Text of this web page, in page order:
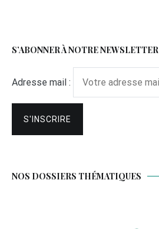
S’ABONNER À NOTRE NEWSLETTER
Adresse mail :
NOS DOSSIERS THÉMATIQUES